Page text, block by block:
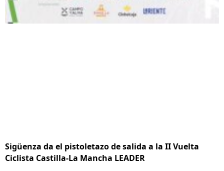
Sigüenza da el pistoletazo de salida a la II Vuelta
Ciclista Castilla-La Mancha LEADER